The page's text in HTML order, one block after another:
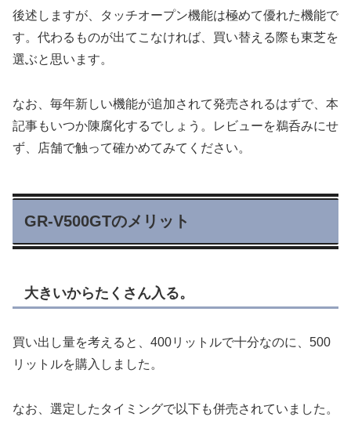
後述しますが、タッチオープン機能は極めて優れた機能で
す。代わるものが出てこなければ、買い替える際も東芝を
選ぶと思います。
なお、毎年新しい機能が追加されて発売されるはずで、本
記事もいつか陳腐化するでしょう。レビューを鵜呑みにせ
ず、店舗で触って確かめてみてください。
GR-V500GTのメリット
大きいからたくさん入る。
買い出し量を考えると、400リットルで十分なのに、500
リットルを購入しました。
なお、選定したタイミングで以下も併売されていました。